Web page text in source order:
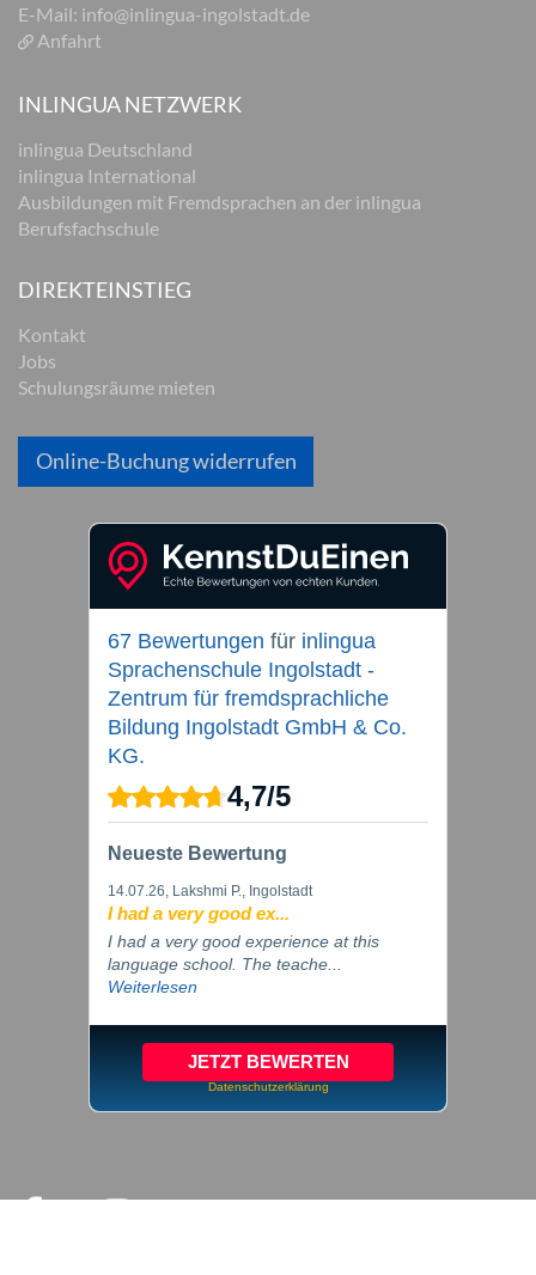
E-Mail: info@inlingua-ingolstadt.de
Anfahrt
INLINGUA NETZWERK
inlingua Deutschland
inlingua International
Ausbildungen mit Fremdsprachen an der inlingua
Berufsfachschule
DIREKTEINSTIEG
Kontakt
Jobs
Schulungsräume mieten
Online-Buchung widerrufen
67 Bewertungen für inlingua
Sprachenschule Ingolstadt -
Zentrum für fremdsprachliche
Bildung Ingolstadt GmbH & Co.
KG.
4,7/5
Neueste Bewertung
14.07.26, Lakshmi P., Ingolstadt
I had a very good ex...
I had a very good experience at this
language school. The teache...
Weiterlesen
JETZT BEWERTEN
Datenschutzerklärung